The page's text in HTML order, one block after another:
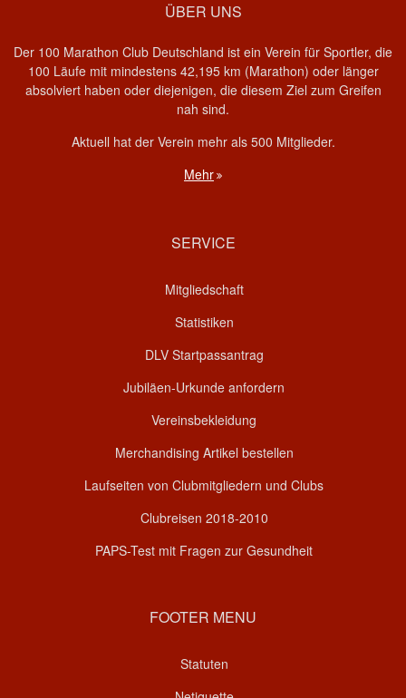
ÜBER UNS
Der 100 Marathon Club Deutschland ist ein Verein für Sportler, die
100 Läufe mit mindestens 42,195 km (Marathon) oder länger
absolviert haben oder diejenigen, die diesem Ziel zum Greifen
nah sind.
Aktuell hat der Verein mehr als 500 Mitglieder.
Mehr
SERVICE
Mitgliedschaft
Statistiken
DLV Startpassantrag
Jubiläen-Urkunde anfordern
Vereinsbekleidung
Merchandising Artikel bestellen
Laufseiten von Clubmitgliedern und Clubs
Clubreisen 2018-2010
PAPS-Test mit Fragen zur Gesundheit
FOOTER MENU
Statuten